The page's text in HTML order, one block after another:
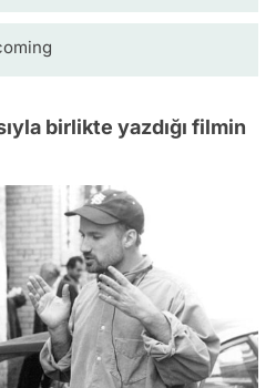
birlikte yazdığı filmin